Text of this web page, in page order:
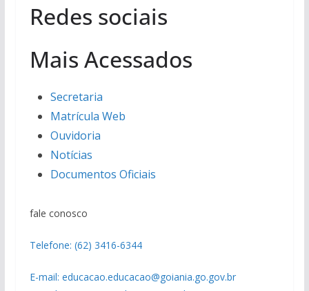
Redes sociais
Mais Acessados
Secretaria
Matrícula Web
Ouvidoria
Notícias
Documentos Oficiais
fale conosco
Telefone: (62) 3416-6344
E-mail: educacao.educacao@goiania.go.gov.br